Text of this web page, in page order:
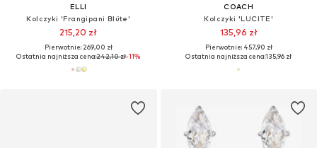
ELLI
Kolczyki 'Frangipani Blüte'
215,20 zł
Pierwotnie: 269,00 zł
Ostatnia najniższa cena:242,10 zł-11%
COACH
Kolczyki 'LUCITE'
135,96 zł
Pierwotnie: 457,90 zł
Ostatnia najniższa cena:135,96 zł